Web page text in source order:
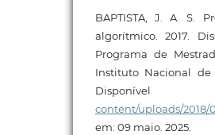
BAPTISTA, J. A. S.
algorítmico. 2017.
Programa de
Instituto Nacional de
content/uploads/2018/
em: 09 maio. 2025.